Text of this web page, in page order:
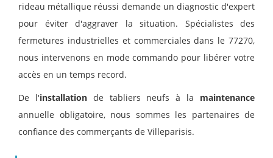
rideau métallique réussi demande un diagnostic d'expert
pour éviter d'aggraver la situation. Spécialistes des
fermetures industrielles et commerciales dans le 77270,
nous intervenons en mode commando pour libérer votre
accès en un temps record.
De l'installationde tabliers neufs à la maintenance
annuelle obligatoire, nous sommes les partenaires de
confiance des commerçants de Villeparisis.